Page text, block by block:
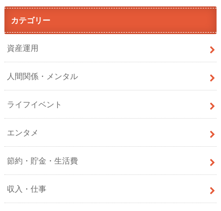
カテゴリー
資産運用
人間関係・メンタル
ライフイベント
エンタメ
節約・貯金・生活費
収入・仕事